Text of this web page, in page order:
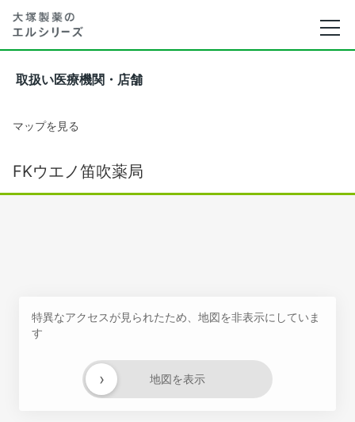
取扱い医療機関・店舗
マップを見る
FKウエノ笛吹薬局
特異なアクセスが見られたため、地図を非表示にしていま
す
地図を表示
›